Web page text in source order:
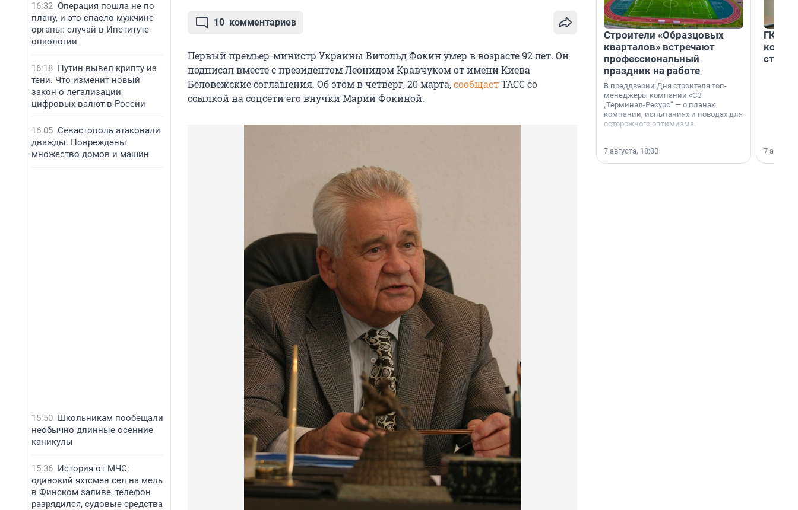
16:32 Операция пошла не по
плану, и это спасло мужчине
органы: случай в Институте
онкологии
16:18 Путин вывел крипту из
тени. Что изменит новый
закон о легализации
цифровых валют в России
16:05 Севастополь атаковали
дважды. Повреждены
множество домов и машин
15:50 Школьникам пообещали
необычно длинные осенние
каникулы
15:36 История от МЧС:
одинокий яхтсмен сел на мель
в Финском заливе, телефон
разрядился, судовые средства
10 комментариев
Первый премьер-министр Украины Витольд Фокин умер в возрасте 92 лет. Он
подписал вместе с президентом Леонидом Кравчуком от имени Киева
Беловежские соглашения. Об этом в четверг, 20 марта,сообщаетТАСС со
ссылкой на соцсети его внучки Марии Фокиной.
Строители «Образцовых
кварталов» встречают
профессиональный
праздник на работе
В преддверии Дня строителя топ-
менеджеры компании «СЗ
„Терминал-Ресурс“ — о планах
компании, испытаниях и поводах для
осторожного оптимизма.
7 августа, 18:00
ГК
7